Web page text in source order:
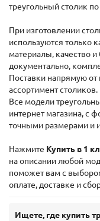
треугольный столик
При изготовлении
используются только
материалы, качество
документально,
Поставки напрямую от
ассортимент столиков.
Все модели
интернет магазина, с
точными размерами и
Нажмите Купить в 1
на описании любой
поможет вам с
оплате, доставке и
Ищете, где купить